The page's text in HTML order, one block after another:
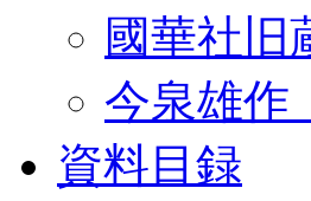
國華社旧
今泉雄作
資料目録